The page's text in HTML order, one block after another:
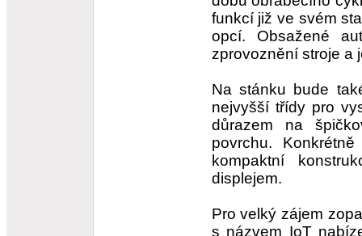
funkcí již ve svém
opcí. Obsažené
zprovoznění stroje a
Na stánku bude
nejvyšší třídy pro
důrazem na
povrchu.
kompaktní
displejem.
Pro velký zájem
s názvem IoT